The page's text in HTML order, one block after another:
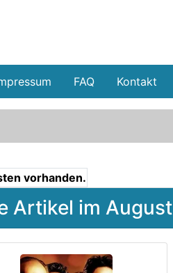
FAQ Kontakt
vorhanden.
Artikel im August